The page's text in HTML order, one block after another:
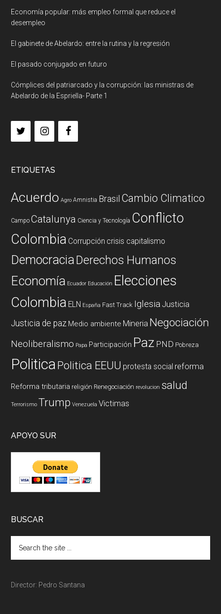
Economía popular: más empleo formal que reduce el
desempleo
El gabinete de Abelardo: entre la rutina y la regresión
El pasado conjugado en futuro
Cómplices del patriarcado y la corrupción: las ministras de
Abelardo de la Espriella- Parte 1
ETIQUETAS
Acuerdo Agro Amnistia Brasil Cambio Climatico
Campo Catalunya Ciencia y Tecnología Conflicto
Colombia Corrupción crisis capitalismo
DemocraciaDerechos Humanos
Economía Ecuador Educación Elecciones
Colombia ELN España Fast Track Iglesia Justicia
Justicia de paz Medio ambiente Mineria Negociación
Neoliberalismo Papa Participación Paz PND Pobreza
PoliticaPolitica EEUU protesta social reforma
Reforma tributaria religión Renegociación revolucion salud
Terrorismo Trump Venezuela Victimas
APOYO SUR
BUSCAR
Director: Pedro Santana